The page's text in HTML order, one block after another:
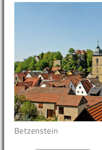
Betzenstein